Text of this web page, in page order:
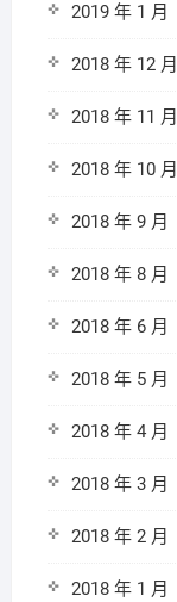
2019 年 1 月
2018 年 12 月
2018 年 11 月
2018 年 10 月
2018 年 9 月
2018 年 8 月
2018 年 6 月
2018 年 5 月
2018 年 4 月
2018 年 3 月
2018 年 2 月
2018 年 1 月